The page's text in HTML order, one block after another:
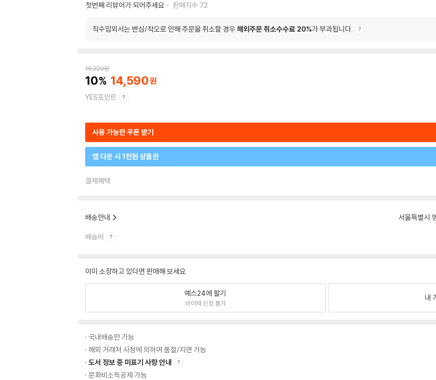
첫번째 리뷰어가 되어주세요
판매지수 72
직수입외서는 변심/착오로 인해 주문을 취소할 경우 해외주문 취소수수료 20%가 부과됩니다.
16,220원
10 14,590
YES포인트
사용 가능한 쿠폰 받기
앱 다운 시 1천원 상품권
결제혜택
배송안내 서울특별시
배송비
이미 소장하고 있다면 판매해 보세요.
예스24에 팔기
바이백 신청 불가
내
국내배송만 가능
해외 거래처 사정에 의하여 품절/지연 가능
도서 정보 중 미표기 사항 안내
문화비소득공제 가능